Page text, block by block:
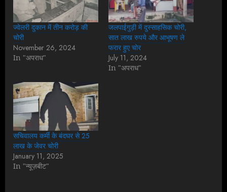
ज्वेलरी दुकान में तीन करोड़ की
चोरी
November 26, 2024
In "अपराध"
जलपाईगुड़ी में दुस्साहसिक चोरी,
सात लाख रुपये और आभूषण ले
फरार हुए चोर
July 11, 2024
In "अपराध"
सचिवालय कर्मी के बंदघर से 25
लाख के जेवर चोरी
January 11, 2025
In "न्यूज़बीट"